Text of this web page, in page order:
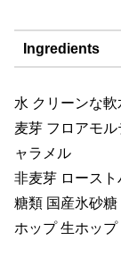
Ingredients
水 クリーンな
麦芽 フロアモ
ャラメル
非麦芽 ロースト
糖類 国産氷砂糖
ホップ 生ホッ